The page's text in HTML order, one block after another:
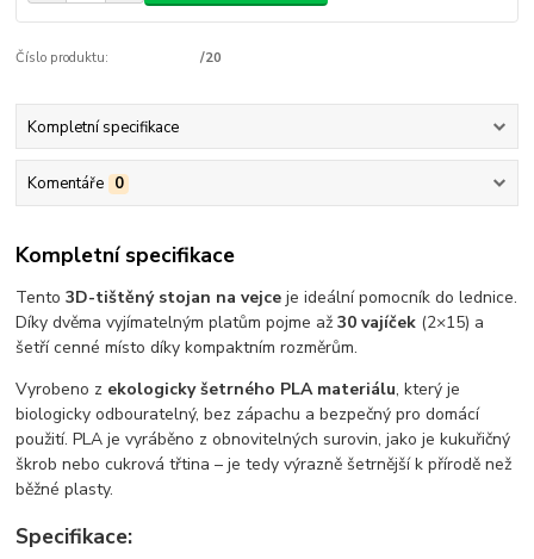
Číslo produktu: /20
Kompletní specifikace
Komentáře 0
Kompletní specifikace
Tento3D-tištěný stojan na vejce je ideální pomocník do lednice.
Díky dvěma vyjímatelným platům pojme až30 vajíček (2×15) a
šetří cenné místo díky kompaktním rozměrům.
Vyrobeno z ekologicky šetrného PLA materiálu, který je
biologicky odbouratelný, bez zápachu a bezpečný pro domácí
použití. PLA je vyráběno z obnovitelných surovin, jako je kukuřičný
škrob nebo cukrová třtina – je tedy výrazně šetrnější k přírodě než
běžné plasty.
Specifikace: